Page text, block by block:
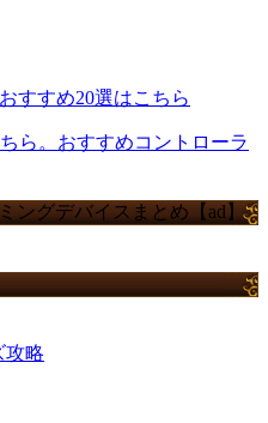
すすめ20選はこちら
ら。おすすめコントローラ
ングデバイスまとめ【ad】
攻略